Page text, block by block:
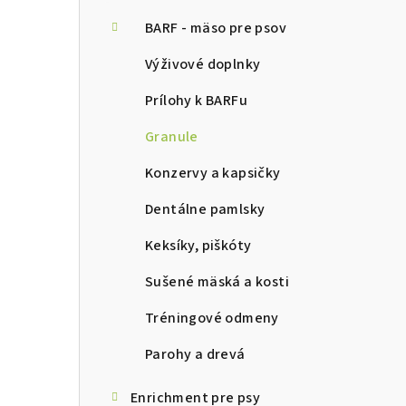
BARF - mäso pre psov
Výživové doplnky
Prílohy k BARFu
Granule
Konzervy a kapsičky
Dentálne pamlsky
Keksíky, piškóty
Sušené mäská a kosti
Tréningové odmeny
Parohy a drevá
Enrichment pre psy